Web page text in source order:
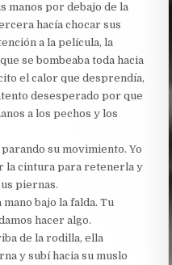
manos por debajo de la
hacía chocar sus
a la película, la
se bombeaba toda hacia
el calor que desprendía,
desesperado por que
a los pechos y los
su movimiento. Yo
la cintura para retenerla y
piernas.
bajo la falda. Tu
hacer algo.
de la rodilla, ella
y subí hacia su muslo